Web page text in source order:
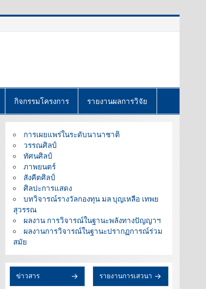
กิจกรรมโครงการ รายงานผลการวิจัย
การเผยแพร่ในระดับนานาชาติ
วรรณศิลป์
ทัศนศิลป์
ภาพยนตร์
สังคีตศิลป์
ศิลปะการแสดง
บทวิจารณ์รางวัลกองทุน มล.บุญเหลือ เทพย
สุวรรณ
ผลงาน การวิจารณ์ในฐานะพลังทางปัญญาฯ
ผลงานการวิจารณ์ในฐานะปรากฏการณ์ร่วม
สมัย
ข่าวสาร รายงานการเสวนา